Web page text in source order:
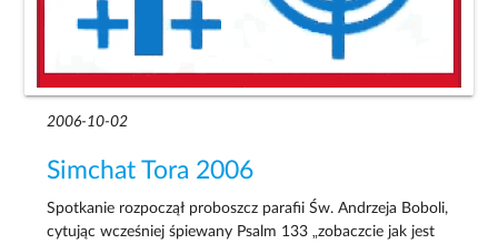
2006-10-02
Simchat Tora 2006
Spotkanie rozpoczął proboszcz parafii Św. Andrzeja Boboli,
cytując wcześniej śpiewany Psalm 133 „zobaczcie jak jest